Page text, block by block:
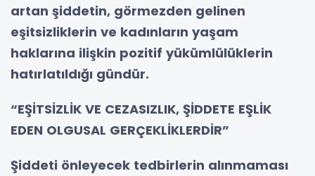
artan şiddetin, görmezden gelinen
eşitsizliklerin ve kadınların yaşam
haklarına ilişkin pozitif yükümlülüklerin
hatırlatıldığı gündür.
“EŞİTSİZLİK VE CEZASIZLIK, ŞİDDETE EŞLİK
EDEN OLGUSAL GERÇEKLİKLERDİR”
Şiddeti önleyecek tedbirlerin alınmaması